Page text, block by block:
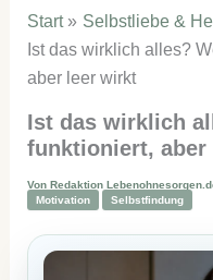
Start
Selbstliebe &
Ist das wirklich alles?
aber leer wirkt
Ist das wirklich
funktioniert,
Von Redaktion
Motivation
Selbstfindung